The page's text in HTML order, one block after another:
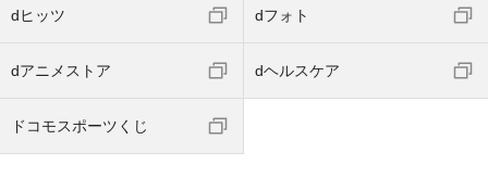
dヒッツ dフォト
dアニメストア dヘルスケア
ドコモスポーツくじ